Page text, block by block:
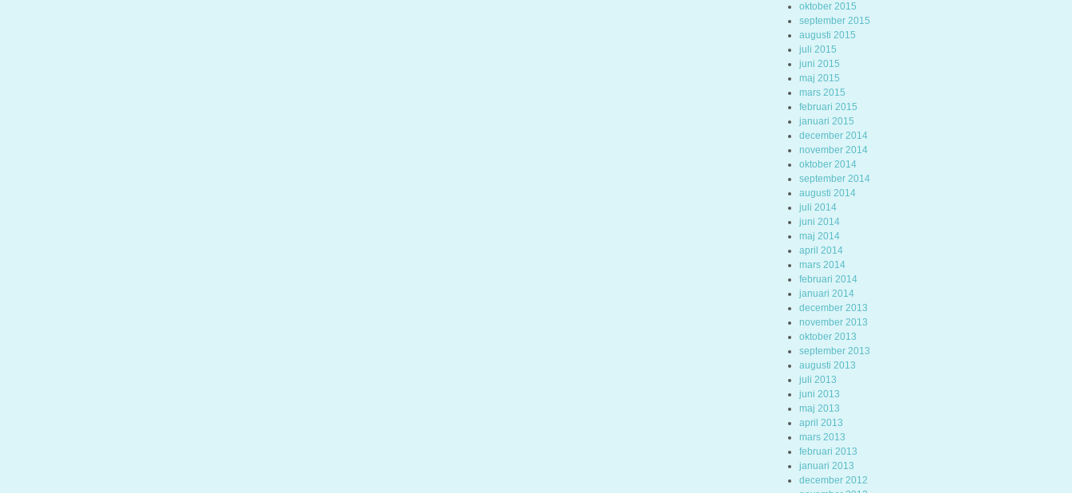
oktober 2015
september 2015
augusti 2015
juli 2015
juni 2015
maj 2015
mars 2015
februari 2015
januari 2015
december 2014
november 2014
oktober 2014
september 2014
augusti 2014
juli 2014
juni 2014
maj 2014
april 2014
mars 2014
februari 2014
januari 2014
december 2013
november 2013
oktober 2013
september 2013
augusti 2013
juli 2013
juni 2013
maj 2013
april 2013
mars 2013
februari 2013
januari 2013
december 2012